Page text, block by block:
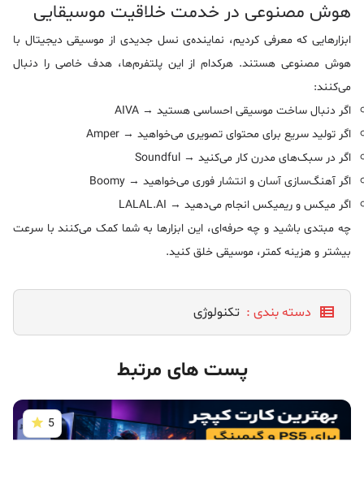
هوش مصنوعی در خدمت خلاقیت موسیقایی
ابزارهایی که معرفی کردیم، نماینده‌ی نسل جدیدی از موسیقی دیجیتال با
هوش مصنوعی هستند. هرکدام از این پلتفرم‌ها، هدف خاصی را دنبال
می‌کنند:
اگر دنبال ساخت موسیقی احساسی هستید → AIVA
اگر تولید سریع برای محتوای تصویری می‌خواهید → Amper
اگر در سبک‌های مدرن کار می‌کنید → Soundful
اگر آهنگ‌سازی آسان و انتشار فوری می‌خواهید → Boomy
اگر میکس و ریمیکس انجام می‌دهید → LALAL.AI
چه مبتدی باشید و چه حرفه‌ای، این ابزارها به شما کمک می‌کنند با سرعت
بیشتر و هزینه کمتر، موسیقی خلق کنید.
دسته بندی : تکنولوژی
پست های مرتبط
5